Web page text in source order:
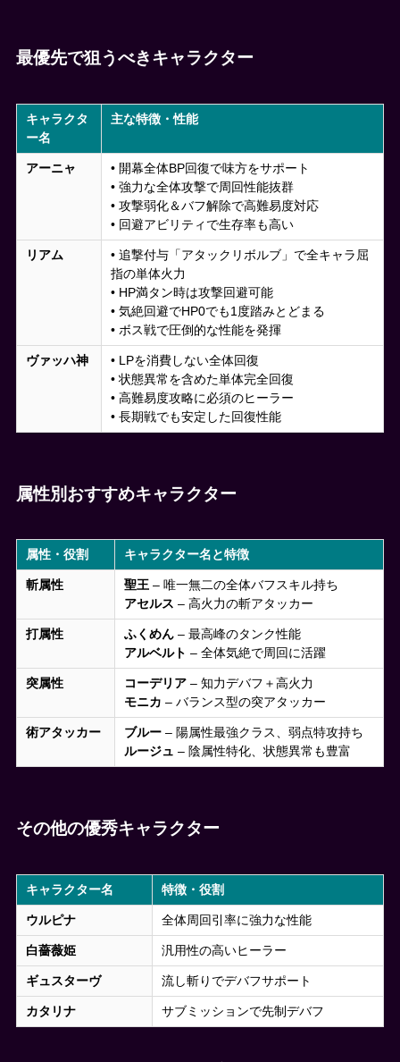
最優先で狙うべきキャラクター
キャラクタ
ー名
主な特徴・性能
アーニャ
• 開幕全体BP回復で味方をサポート
• 強力な全体攻撃で周回性能抜群
• 攻撃弱化＆バフ解除で高難易度対応
• 回避アビリティで生存率も高い
リアム
• 追撃付与「アタックリボルブ」で全キャラ屈
指の単体火力
• HP満タン時は攻撃回避可能
• 気絶回避でHP0でも1度踏みとどまる
• ボス戦で圧倒的な性能を発揮
ヴァッハ神
• LPを消費しない全体回復
• 状態異常を含めた単体完全回復
• 高難易度攻略に必須のヒーラー
• 長期戦でも安定した回復性能
属性別おすすめキャラクター
属性・役割 キャラクター名と特徴
斬属性 聖王 – 唯一無二の全体バフスキル持ち
アセルス – 高火力の斬アタッカー
打属性 ふくめん – 最高峰のタンク性能
アルベルト – 全体気絶で周回に活躍
突属性 コーデリア – 知力デバフ＋高火力
モニカ – バランス型の突アタッカー
術アタッカー ブルー – 陽属性最強クラス、弱点特攻持ち
ルージュ – 陰属性特化、状態異常も豊富
その他の優秀キャラクター
キャラクター名 特徴・役割
ウルピナ 全体周回引率に強力な性能
白薔薇姫 汎用性の高いヒーラー
ギュスターヴ 流し斬りでデバフサポート
カタリナ サブミッションで先制デバフ